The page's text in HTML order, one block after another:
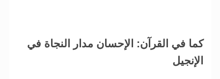
كما في القرآن: الإحسان مدار النجاة في
الإنجيل